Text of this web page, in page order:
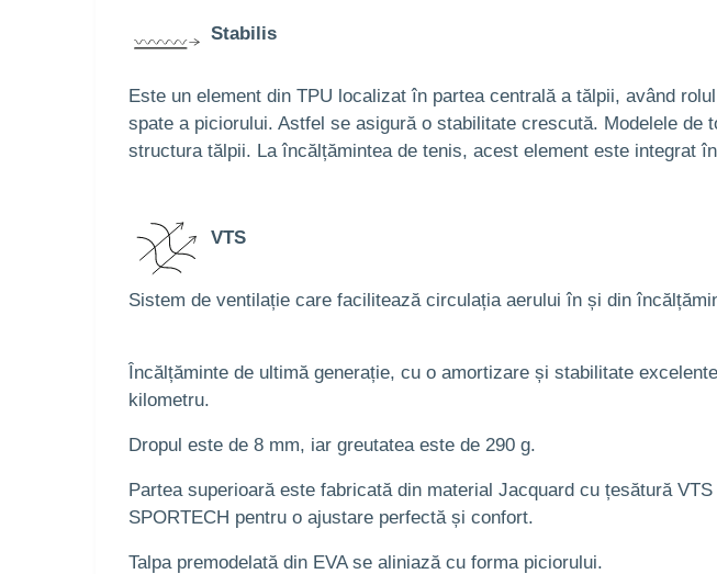
Stabilis
Este un element din TPU localizat în partea centrală a tălpii, având
spate a piciorului. Astfel se asigură o stabilitate crescută. Modelele
structura tălpii. La încălțămintea de tenis, acest element este integrat
VTS
Sistem de ventilație care facilitează circulația aerului în și din
Încălțăminte de ultimă generație, cu o amortizare și stabilitate
kilometru.
Dropul este de 8 mm, iar greutatea este de 290 g.
Partea superioară este fabricată din material Jacquard cu țesătură
SPORTECH pentru o ajustare perfectă și confort.
Talpa premodelată din EVA se aliniază cu forma piciorului.